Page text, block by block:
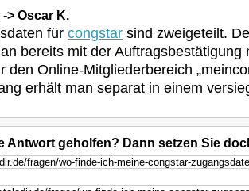
> Oscar K.
für congstar sind zweigeteilt.
bereits mit der Auftragsbestätigung
den Online-Mitgliederbereich
erhält man separat in einem
Antwort geholfen? Dann setzen Sie